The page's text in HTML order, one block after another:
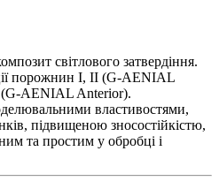
світлового затвердіння.
порожнин I, II (G-AENIAL
(G-AENIAL Anterior).
властивостями,
підвищеною зносостійкістю,
та простим у обробці і